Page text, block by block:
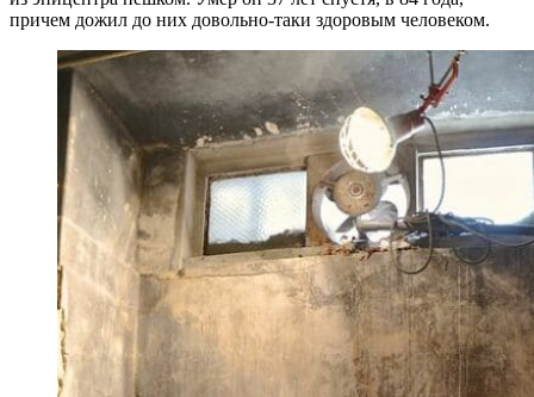
причем дожил до них довольно-таки здоровым человеком.